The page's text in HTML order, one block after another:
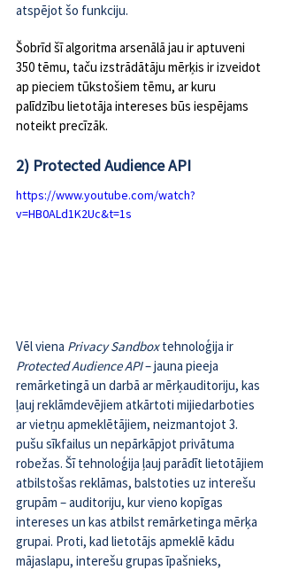
atspējot šo funkciju.
Šobrīd šī algoritma arsenālā jau ir aptuveni
350 tēmu, taču izstrādātāju mērķis ir izveidot
ap pieciem tūkstošiem tēmu, ar kuru
palīdzību lietotāja intereses būs iespējams
noteikt precīzāk.
2) Protected Audience API
https://www.youtube.com/watch?
v=HB0ALd1K2Uc&t=1s
Vēl viena Privacy Sandbox tehnoloģija ir
Protected Audience API – jauna pieeja
remārketingā un darbā ar mērķauditoriju, kas
ļauj reklāmdevējiem atkārtoti mijiedarboties
ar vietņu apmeklētājiem, neizmantojot 3.
pušu sīkfailus un nepārkāpjot privātuma
robežas. Šī tehnoloģija ļauj parādīt lietotājiem
atbilstošas reklāmas, balstoties uz interešu
grupām – auditoriju, kur vieno kopīgas
intereses un kas atbilst remārketinga mērķa
grupai. Proti, kad lietotājs apmeklē kādu
mājaslapu, interešu grupas īpašnieks,